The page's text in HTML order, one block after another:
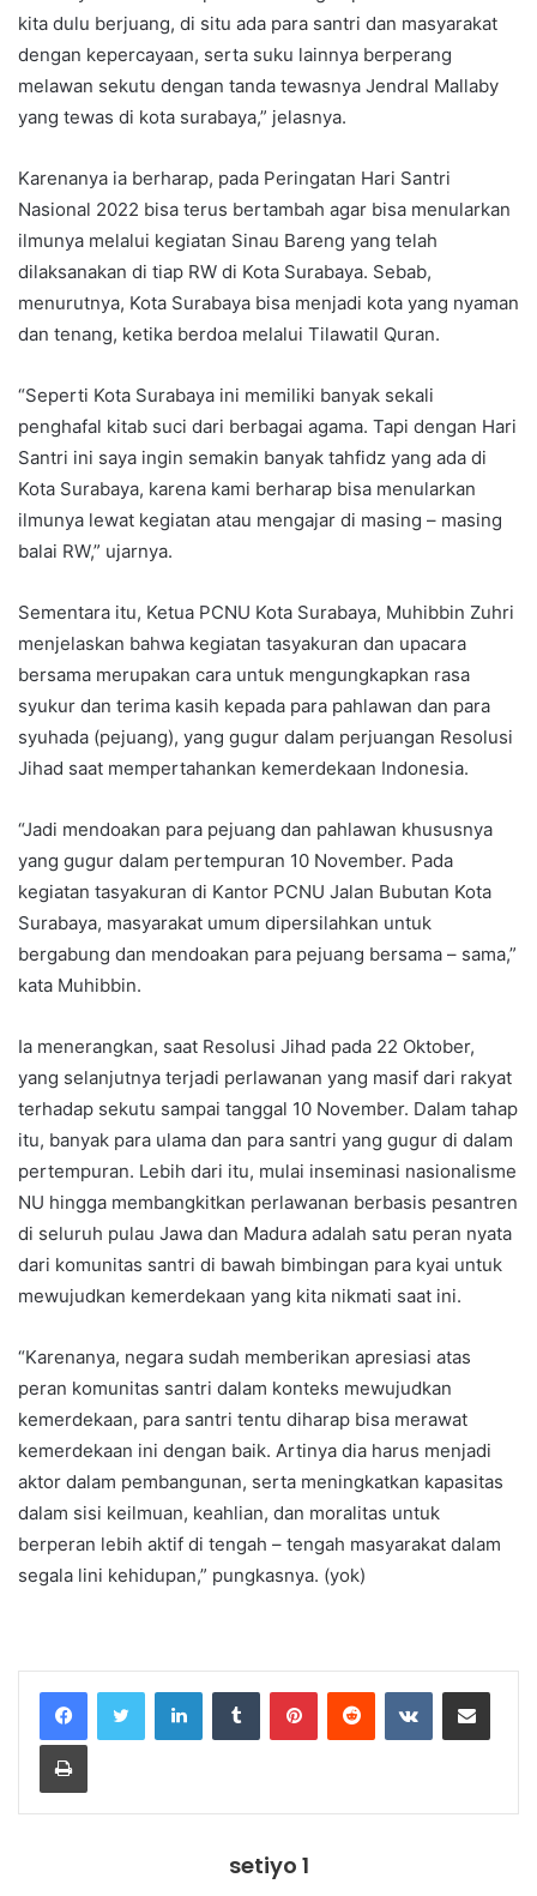
kita dulu berjuang, di situ ada para santri dan masyarakat
dengan kepercayaan, serta suku lainnya berperang
melawan sekutu dengan tanda tewasnya Jendral Mallaby
yang tewas di kota surabaya,” jelasnya.
Karenanya ia berharap, pada Peringatan Hari Santri
Nasional 2022 bisa terus bertambah agar bisa menularkan
ilmunya melalui kegiatan Sinau Bareng yang telah
dilaksanakan di tiap RW di Kota Surabaya. Sebab,
menurutnya, Kota Surabaya bisa menjadi kota yang nyaman
dan tenang, ketika berdoa melalui Tilawatil Quran.
“Seperti Kota Surabaya ini memiliki banyak sekali
penghafal kitab suci dari berbagai agama. Tapi dengan Hari
Santri ini saya ingin semakin banyak tahfidz yang ada di
Kota Surabaya, karena kami berharap bisa menularkan
ilmunya lewat kegiatan atau mengajar di masing – masing
balai RW,” ujarnya.
Sementara itu, Ketua PCNU Kota Surabaya, Muhibbin Zuhri
menjelaskan bahwa kegiatan tasyakuran dan upacara
bersama merupakan cara untuk mengungkapkan rasa
syukur dan terima kasih kepada para pahlawan dan para
syuhada (pejuang), yang gugur dalam perjuangan Resolusi
Jihad saat mempertahankan kemerdekaan Indonesia.
“Jadi mendoakan para pejuang dan pahlawan khususnya
yang gugur dalam pertempuran 10 November. Pada
kegiatan tasyakuran di Kantor PCNU Jalan Bubutan Kota
Surabaya, masyarakat umum dipersilahkan untuk
bergabung dan mendoakan para pejuang bersama – sama,”
kata Muhibbin.
Ia menerangkan, saat Resolusi Jihad pada 22 Oktober,
yang selanjutnya terjadi perlawanan yang masif dari rakyat
terhadap sekutu sampai tanggal 10 November. Dalam tahap
itu, banyak para ulama dan para santri yang gugur di dalam
pertempuran. Lebih dari itu, mulai inseminasi nasionalisme
NU hingga membangkitkan perlawanan berbasis pesantren
di seluruh pulau Jawa dan Madura adalah satu peran nyata
dari komunitas santri di bawah bimbingan para kyai untuk
mewujudkan kemerdekaan yang kita nikmati saat ini.
“Karenanya, negara sudah memberikan apresiasi atas
peran komunitas santri dalam konteks mewujudkan
kemerdekaan, para santri tentu diharap bisa merawat
kemerdekaan ini dengan baik. Artinya dia harus menjadi
aktor dalam pembangunan, serta meningkatkan kapasitas
dalam sisi keilmuan, keahlian, dan moralitas untuk
berperan lebih aktif di tengah – tengah masyarakat dalam
segala lini kehidupan,” pungkasnya. (yok)
LinkedInTumblr PinterestReddit VKontakteShare via Email
Print
setiyo 1